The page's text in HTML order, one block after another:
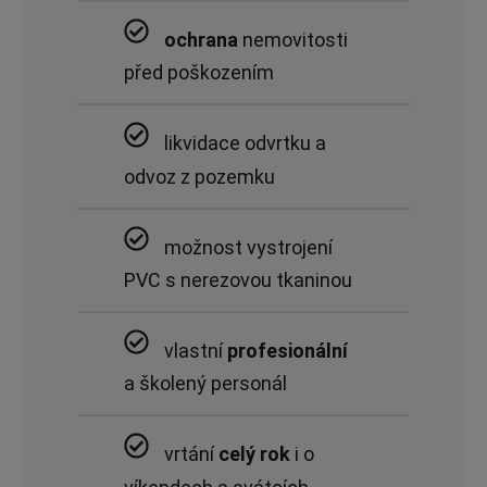
ochrana nemovitosti
před poškozením
likvidace odvrtku a
odvoz z pozemku
možnost vystrojení
PVC s nerezovou tkaninou
vlastní profesionální
a školený personál
vrtání celý rok i o